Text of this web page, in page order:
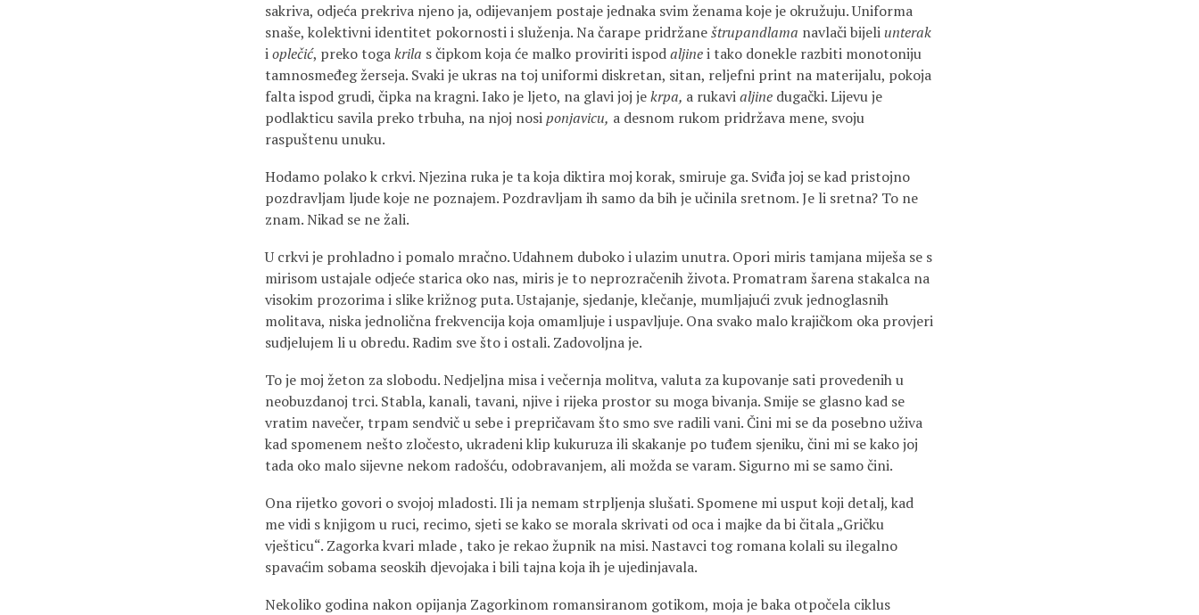
sakriva, odjeća prekriva njeno ja, odijevanjem postaje jednaka svim ženama koje je okružuju. Uniforma
snaše, kolektivni identitet pokornosti i služenja. Na čarape pridržaneštrupandlama navlači bijeliunterak
ioplečić, preko togakrila s čipkom koja će malko proviriti ispodaljinei tako donekle razbiti monotoniju
tamnosmeđeg žerseja. Svaki je ukras na toj uniformi diskretan, sitan, reljefni print na materijalu, pokoja
falta ispod grudi, čipka na kragni. Iako je ljeto, na glavi joj jekrpa, a rukavialjine dugački. Lijevu je
podlakticu savila preko trbuha, na njoj nosiponjavicu, a desnom rukom pridržava mene, svoju
raspuštenu unuku.
Hodamo polako k crkvi. Njezina ruka je ta koja diktira moj korak, smiruje ga. Sviđa joj se kad pristojno
pozdravljam ljude koje ne poznajem. Pozdravljam ih samo da bih je učinila sretnom. Je li sretna? To ne
znam. Nikad se ne žali.
U crkvi je prohladno i pomalo mračno. Udahnem duboko i ulazim unutra. Opori miris tamjana miješa se s
mirisom ustajale odjeće starica oko nas, miris je to neprozračenih života. Promatram šarena stakalca na
visokim prozorima i slike križnog puta. Ustajanje, sjedanje, klečanje, mumljajući zvuk jednoglasnih
molitava, niska jednolična frekvencija koja omamljuje i uspavljuje. Ona svako malo krajičkom oka provjeri
sudjelujem li u obredu. Radim sve što i ostali. Zadovoljna je.
To je moj žeton za slobodu. Nedjeljna misa i večernja molitva, valuta za kupovanje sati provedenih u
neobuzdanoj trci. Stabla, kanali, tavani, njive i rijeka prostor su moga bivanja. Smije se glasno kad se
vratim navečer, trpam sendvič u sebe i prepričavam što smo sve radili vani. Čini mi se da posebno uživa
kad spomenem nešto zločesto, ukradeni klip kukuruza ili skakanje po tuđem sjeniku, čini mi se kako joj
tada oko malo sijevne nekom radošću, odobravanjem, ali možda se varam. Sigurno mi se samo čini.
Ona rijetko govori o svojoj mladosti. Ili ja nemam strpljenja slušati. Spomene mi usput koji detalj, kad
me vidi s knjigom u ruci, recimo, sjeti se kako se morala skrivati od oca i majke da bi čitala „Gričku
vješticu“. Zagorka kvari mlade , tako je rekao župnik na misi. Nastavci tog romana kolali su ilegalno
spavaćim sobama seoskih djevojaka i bili tajna koja ih je ujedinjavala.
Nekoliko godina nakon opijanja Zagorkinom romansiranom gotikom, moja je baka otpočela ciklus